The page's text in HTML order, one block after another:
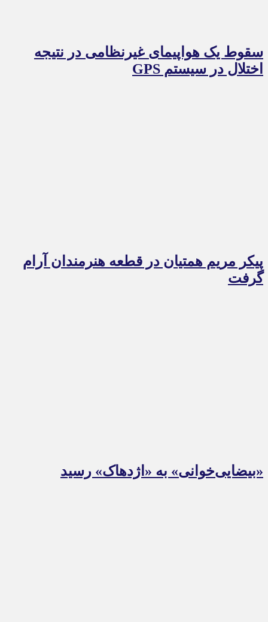
سقوط یک هواپیمای غیرنظامی در نتیجه
اختلال در سیستم‌ GPS
پیکر مریم همتیان در قطعه هنرمندان آرام
گرفت
«بیضایی‌خوانی» به «اژدهاک» رسید